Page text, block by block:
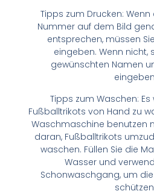
Tipps zum Drucken:
Nummer auf dem Bild
entsprechen, müssen
eingeben. Wenn nicht,
gewünschten Namen
Tipps zum Waschen:
Fußballtrikots von Hand zu
Waschmaschine benutzen
daran, Fußballtrikots
waschen. Füllen Sie die
Wasser und
Schonwaschgang, um